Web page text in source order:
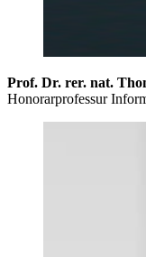
Prof. Dr. rer. nat.
Honorarprofessur